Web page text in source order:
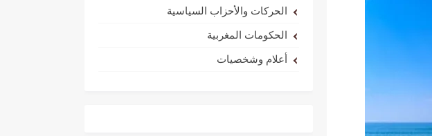
الحركات والأحزاب السياسية
الحكومات المغربية
أعلام وشخصيات